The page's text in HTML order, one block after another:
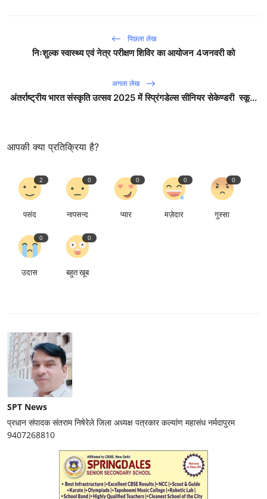
पिछला लेख
निःशुल्क स्वास्थ्य एवं नेत्र परीक्षण शिविर का आयोजन 4जनवरी को
अगला लेख
अंतर्राष्ट्रीय भारत संस्कृति उत्सव 2025 में स्प्रिंगडेल्स सीनियर सेकेण्डरी स्कू...
आपकी क्या प्रतिक्रिया है?
2
पसंद
0
नापसन्द
0
प्यार
0
मज़ेदार
0
गुस्सा
0
उदास
0
बहुत खूब
SPT News
प्रधान संपादक संतराम निषेरेले जिला अध्यक्ष पत्रकार कल्यांण महासंध नर्मदापुरम
9407268810